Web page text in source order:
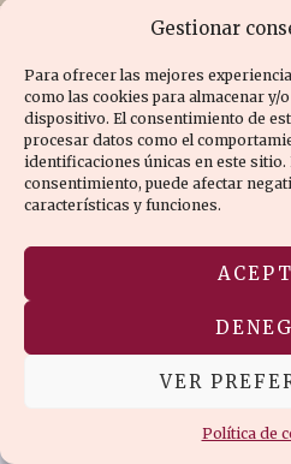
Gestionar
Para ofrecer las mejores
como las cookies para almacenar y/
dispositivo. El consentimiento de
procesar datos como el
identificaciones únicas en este
consentimiento, puede afectar
características y funciones.
VER
Política de
¡LO